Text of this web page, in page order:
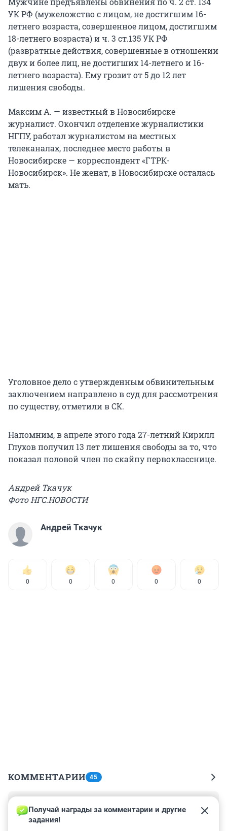
УК РФ (мужеложство с лицом, не достигшим 16-
летнего возраста, совершенное лицом, достигшим
18-летнего возраста) и ч. 3 ст.135 УК РФ
(развратные действия, совершенные в отношении
двух и более лиц, не достигших 14-летнего и 16-
летнего возраста). Ему грозит от 5 до 12 лет
лишения свободы.
Максим А. — известный в Новосибирске
журналист. Окончил отделение журналистики
НГПУ, работал журналистом на местных
телеканалах, последнее место работы в
Новосибирске — корреспондент «ГТРК-
Новосибирск». Не женат, в Новосибирске осталась
мать.
Уголовное дело с утвержденным обвинительным
заключением направлено в суд для рассмотрения
по существу, отметили в СК.
Напомним, в апреле этого года 27-летний Кирилл
Глухов получил 13 лет лишения свободы за то, что
показал половой член по скайпу первокласснице.
Андрей Ткачук
Фото НГС.НОВОСТИ
Андрей Ткачук
0 0 0 0 0
КОММЕНТАРИИ 45
17 декабря 2016, 07:19
Во многих странах введена химическая кастрация, как
Получай награды за комментарии и другие
задания!